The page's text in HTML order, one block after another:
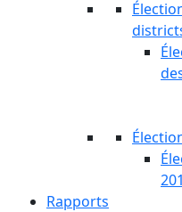
Rapports